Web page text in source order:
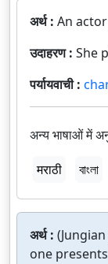
अर्थ : An
उदाहरण : She
पर्यायवाची :
अन्य भाषाओं में
मराठी
বাংলা
अर्थ :
one